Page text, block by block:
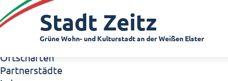
Zeitz - Die Kleinstadt
Willkommen in Zeitz!
Interview mit Oberbürgermeister Christian Thieme
Zeitz - Stadt der Zukunft
Ortschaften
Partnerstädte
Stadt Zeitz
Grüne Wohn- und Kulturstadt an der Weißen Elster